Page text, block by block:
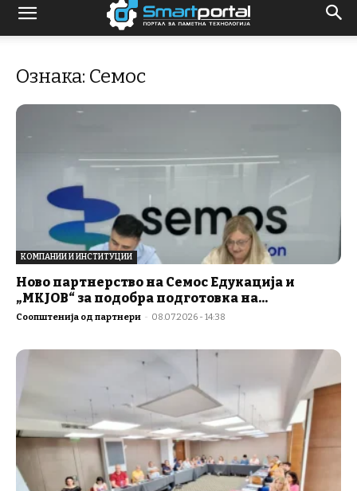
Ознака: Семос
КОМПАНИИ И ИНСТИТУЦИИ
Ново партнерство на Семос Едукација и
„MKJOB“ за подобра подготовка на...
Соопштенија од партнери - 08.07.2026 - 14:38